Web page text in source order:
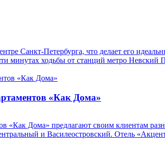
Санкт-Петербурга, что делает его
минутах ходьбы от станций метро
«Как Дома»
«Как Дома» предлагают своим клиентам
и Василеостровский. Отель